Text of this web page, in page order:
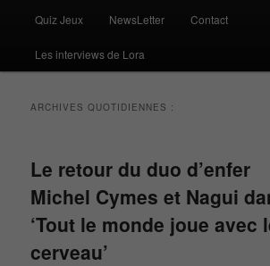
Quiz Jeux NewsLetter Contact
Les interviews de Lora
ARCHIVES QUOTIDIENNES :
Le retour du duo d’enfer
Michel Cymes et Nagui
‘Tout le monde joue avec
cerveau’